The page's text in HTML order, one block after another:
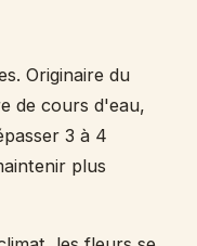
Originaire du
de cours d'eau,
3 à 4
plus